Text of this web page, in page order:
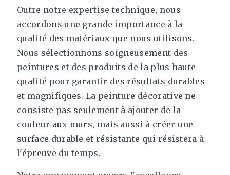
Outre notre expertise technique, nous
accordons une grande importance à la
qualité des matériaux que nous utilisons.
Nous sélectionnons soigneusement des
peintures et des produits de la plus haute
qualité pour garantir des résultats durables
et magnifiques. La peinture décorative ne
consiste pas seulement à ajouter de la
couleur aux murs, mais aussi à créer une
surface durable et résistante qui résistera à
l'épreuve du temps.